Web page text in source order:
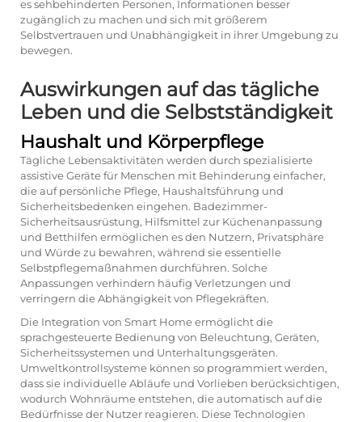
es sehbehinderten Personen, Informationen besser
zugänglich zu machen und sich mit größerem
Selbstvertrauen und Unabhängigkeit in ihrer Umgebung zu
bewegen.
Auswirkungen auf das tägliche
Leben und die Selbstständigkeit
Haushalt und Körperpflege
Tägliche Lebensaktivitäten werden durch spezialisierte
assistive Geräte für Menschen mit Behinderung einfacher,
die auf persönliche Pflege, Haushaltsführung und
Sicherheitsbedenken eingehen. Badezimmer-
Sicherheitsausrüstung, Hilfsmittel zur Küchenanpassung
und Betthilfen ermöglichen es den Nutzern, Privatsphäre
und Würde zu bewahren, während sie essentielle
Selbstpflegemaßnahmen durchführen. Solche
Anpassungen verhindern häufig Verletzungen und
verringern die Abhängigkeit von Pflegekräften.
Die Integration von Smart Home ermöglicht die
sprachgesteuerte Bedienung von Beleuchtung, Geräten,
Sicherheitssystemen und Unterhaltungsgeräten.
Umweltkontrollsysteme können so programmiert werden,
dass sie individuelle Abläufe und Vorlieben berücksichtigen,
wodurch Wohnräume entstehen, die automatisch auf die
Bedürfnisse der Nutzer reagieren. Diese Technologien